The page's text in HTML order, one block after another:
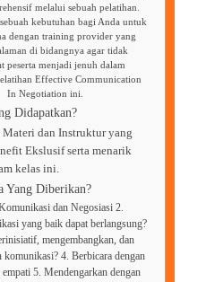
melalui sebuah pelatihan.
kebutuhan bagi Anda untuk
dengan training provider yang
di bidangnya agar tidak
peserta menjadi jenuh dalam
Effective Communication
In Negotiation ini.
Didapatkan?
dan Instruktur yang
Ekslusif serta menarik
kelas ini.
Yang Diberikan?
dan Negosiasi 2.
yang baik dapat berlangsung?
mengembangkan, dan
komunikasi? 4. Berbicara dengan
empati 5. Mendengarkan dengan